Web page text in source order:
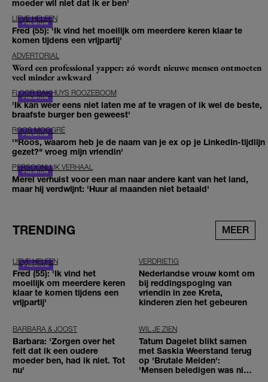
moeder wil niet dat ik er ben'
LIEVE HELEEN
Fred (55): 'Ik vind het moeilijk om meerdere keren klaar te
komen tijdens een vrijpartij'
ADVERTORIAL
Word een professional yapper: zó wordt nieuwe mensen ontmoeten
veel minder awkward
FLOOR BAKHUYS ROOZEBOOM
'Ik kan weer eens niet laten me af te vragen of ik wel de beste,
braafste burger ben geweest'
ROOS MOGGRÉ
'"Roos, waarom heb je de naam van je ex op je LinkedIn-tijdlijn
gezet?" vroeg mijn vriendin'
PERSOONLIJK VERHAAL
Merel verhuist voor een man naar andere kant van het land,
maar hij verdwijnt: 'Huur al maanden niet betaald'
TRENDING MEER
LIEVE HELEEN
Fred (55): 'Ik vind het
moeilijk om meerdere keren
klaar te komen tijdens een
vrijpartij'
VERDRIETIG
Nederlandse vrouw komt om
bij reddingspoging van
vriendin in zee Kreta,
kinderen zien het gebeuren
BARBARA & JOOST
Barbara: 'Zorgen over het
feit dat ik een oudere
moeder ben, had ik niet. Tot
nu'
WIL JE ZIEN
Tatum Dagelet blikt samen
met Saskia Weerstand terug
op 'Brutale Meiden':
'Mensen beledigen was niet